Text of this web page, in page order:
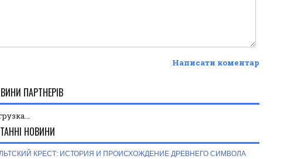
Написати коментар
ПАРТНЕРІВ
НОВИНИ
КРЕСТ: ИСТОРИЯ И ПРОИСХОЖДЕНИЕ ДРЕВНЕГО СИМВОЛА